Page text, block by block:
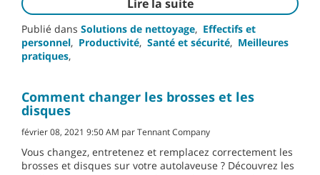
Lire la suite
Publié dans Solutions de nettoyage, Effectifs et
personnel, Productivité, Santé et sécurité, Meilleures
pratiques,
Comment changer les brosses et les
disques
février 08, 2021 9:50 AM par Tennant Company
Vous changez, entretenez et remplacez correctement les
brosses et disques sur votre autolaveuse ? Découvrez les